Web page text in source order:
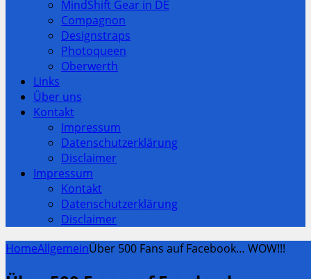
MindShift Gear in DE
Compagnon
Designstraps
Photoqueen
Oberwerth
Links
Über uns
Kontakt
Impressum
Datenschutzerklärung
Disclaimer
Impressum
Kontakt
Datenschutzerklärung
Disclaimer
HomeAllgemeinÜber 500 Fans auf Facebook… WOW!!!